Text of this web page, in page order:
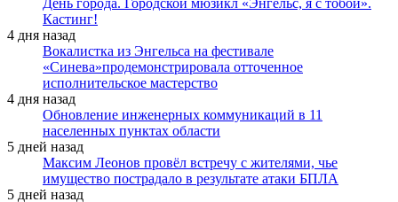
Кастинг!
4 дня назад
Вокалистка из Энгельса на фестивале
«Синева»продемонстрировала отточенное
исполнительское мастерство
4 дня назад
Обновление инженерных коммуникаций в 11
населенных пунктах области
5 дней назад
Максим Леонов провёл встречу с жителями, чье
имущество пострадало в результате атаки БПЛА
5 дней назад